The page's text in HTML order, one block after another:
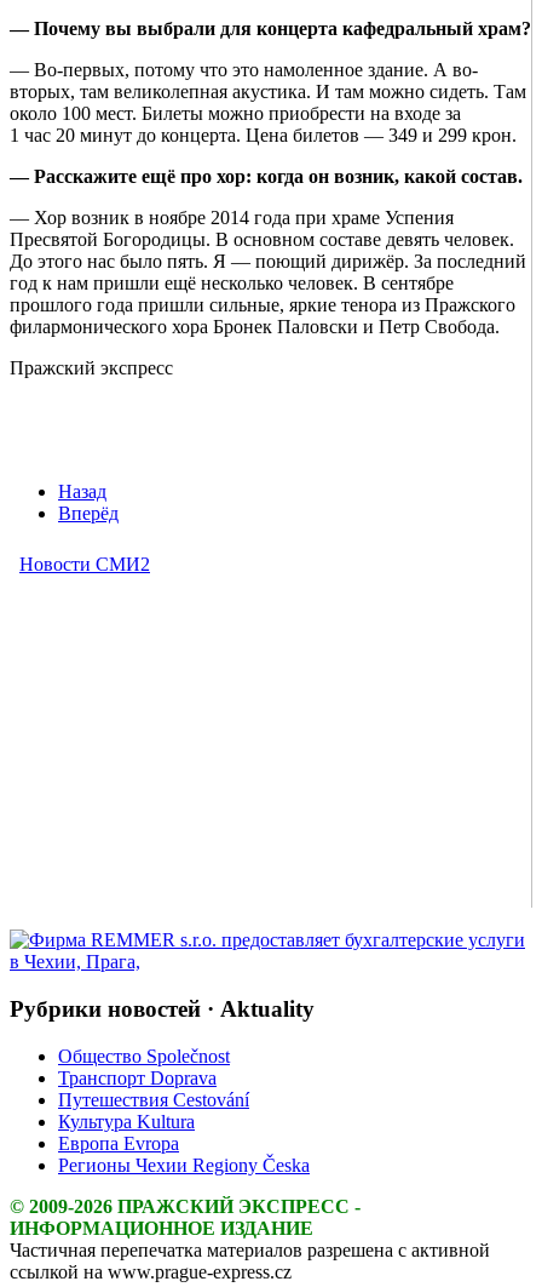
— Почему вы выбрали для концерта кафедральный храм?
— Во-первых, потому что это намоленное здание. А во-
вторых, там великолепная акустика. И там можно сидеть. Там
около 100 мест. Билеты можно приобрести на входе за
1 час 20 минут до концерта. Цена билетов — 349 и 299 крон.
— Расскажите ещё про хор: когда он возник, какой состав.
— Хор возник в ноябре 2014 года при храме Успения
Пресвятой Богородицы. В основном составе девять человек.
До этого нас было пять. Я — поющий дирижёр. За последний
год к нам пришли ещё несколько человек. В сентябре
прошлого года пришли сильные, яркие тенора из Пражского
филармонического хора Бронек Паловски и Петр Свобода.
Пражский экспресс
Назад
Вперёд
Рубрики новостей · Aktuality
Общество Společnost
Транспорт Doprava
Путешествия Cestování
Культура Kultura
Европа Evropa
Регионы Чехии Regiony Česka
© 2009-2026 ПРАЖСКИЙ ЭКСПРЕСС -
ИНФОРМАЦИОННОЕ ИЗДАНИЕ
Частичная перепечатка материалов разрешена с активной
ссылкой на www.prague-express.cz